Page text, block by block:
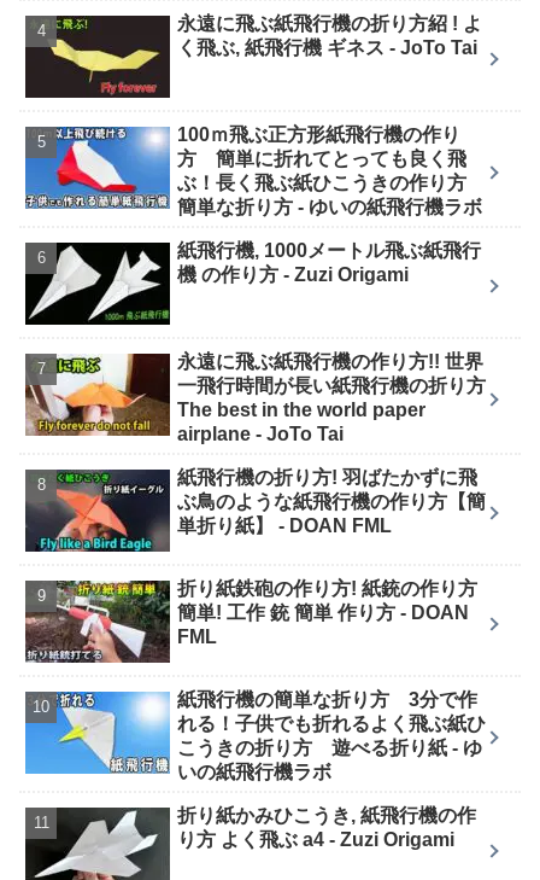
永遠に飛ぶ紙飛行機の折り方紹 ! よ
く飛ぶ, 紙飛行機 ギネス - JoTo Tai
100ｍ飛ぶ正方形紙飛行機の作り
方 簡単に折れてとっても良く飛
ぶ！長く飛ぶ紙ひこうきの作り方
簡単な折り方 - ゆいの紙飛行機ラボ
紙飛行機, 1000メートル飛ぶ紙飛行
機 の作り方 - Zuzi Origami
永遠に飛ぶ紙飛行機の作り方!! 世界
一飛行時間が長い紙飛行機の折り方
The best in the world paper
airplane - JoTo Tai
紙飛行機の折り方! 羽ばたかずに飛
ぶ鳥のような紙飛行機の作り方【簡
単折り紙】 - DOAN FML
折り紙鉄砲の作り方! 紙銃の作り方
簡単! 工作 銃 簡単 作り方 - DOAN
FML
紙飛行機の簡単な折り方 3分で作
れる！子供でも折れるよく飛ぶ紙ひ
こうきの折り方 遊べる折り紙 - ゆ
いの紙飛行機ラボ
折り紙かみひこうき, 紙飛行機の作
り方 よく飛ぶ a4 - Zuzi Origami